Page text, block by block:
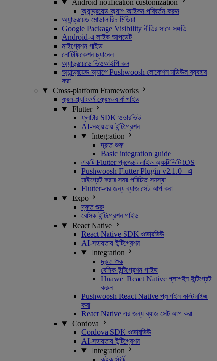
Android notification customization
অ্যান্ড্রয়েড অ্যাপ আইকন পরিবর্তন করুন
অ্যান্ড্রয়েড মোডাল রিচ মিডিয়া
Google Package Visibility নীতির সাথে সঙ্গতি
Android-এ লাইভ আপডেট
মাইগ্রেশন গাইড
নোটিফিকেশন চ্যানেল
অ্যান্ড্রয়েডে ভিওআইপি কল
অ্যান্ড্রয়েড অ্যাপে Pushwoosh লোকেশন মডিউল ব্যবহার
করা
Cross-platform Frameworks
ক্রস-প্ল্যাটফর্ম ফ্রেমওয়ার্ক গাইড
Flutter
ফ্লাটার SDK ওভারভিউ
AI-সহায়তায় ইন্টিগ্রেশন
Integration
দ্রুত শুরু
Basic integration guide
একটি Flutter প্রজেক্টে লাইভ অ্যাক্টিভিটি iOS
Pushwoosh Flutter Plugin v2.1.0+ এ
মাইগ্রেট করার সময় পরিচিত সমস্যা
Flutter-এর জন্য ব্যাজ সেট আপ করা
Expo
দ্রুত শুরু
বেসিক ইন্টিগ্রেশন গাইড
React Native
React Native SDK ওভারভিউ
AI-সহায়তায় ইন্টিগ্রেশন
Integration
দ্রুত শুরু
বেসিক ইন্টিগ্রেশন গাইড
Huawei React Native প্লাগইন ইন্টিগ্রেট
করুন
Pushwoosh React Native প্লাগইন কাস্টমাইজ
করা
React Native এর জন্য ব্যাজ সেট আপ করা
Cordova
Cordova SDK ওভারভিউ
AI-সহায়তায় ইন্টিগ্রেশন
Integration
কুইক স্টার্ট